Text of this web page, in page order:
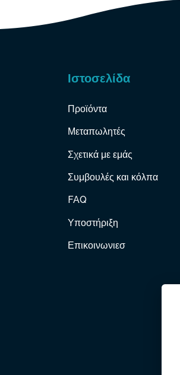
Ιστοσελίδα
Προϊόντα
Μεταπωλητές
Σχετικά με εμάς
Συμβουλές και κόλπα
FAQ
Υποστήριξη
Επικοινωνιεσ